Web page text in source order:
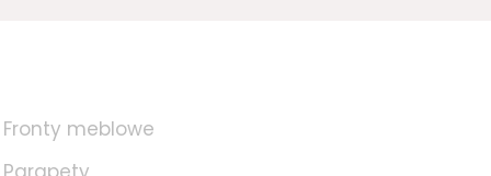
Fronty meblowe